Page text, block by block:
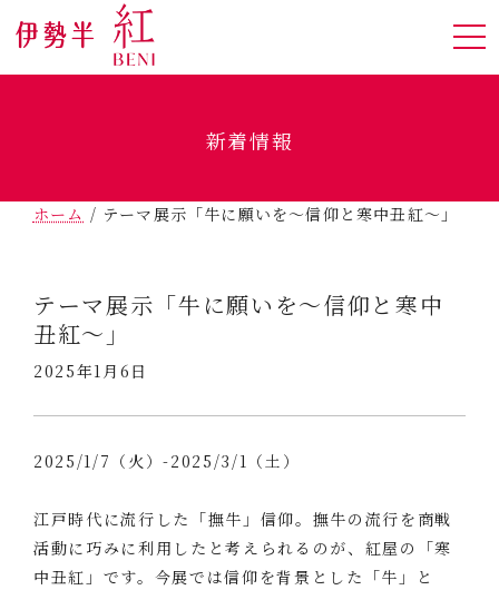
新着情報
ホーム / テーマ展示「牛に願いを～信仰と寒中丑紅～」
テーマ展示「牛に願いを～信仰と寒中
丑紅～」
2025年1月6日
2025/1/7（火）-2025/3/1（土）
江戸時代に流行した「撫牛」信仰。撫牛の流行を商戦
活動に巧みに利用したと考えられるのが、紅屋の「寒
中丑紅」です。今展では信仰を背景とした「牛」と